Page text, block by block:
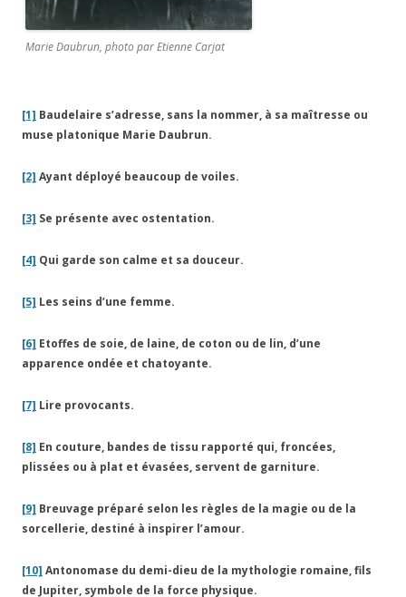
Marie Daubrun, photo par Etienne Carjat
[1] Baudelaire s’adresse, sans la nommer, à sa maîtresse ou
muse platonique Marie Daubrun.
[2] Ayant déployé beaucoup de voiles.
[3] Se présente avec ostentation.
[4] Qui garde son calme et sa douceur.
[5] Les seins d’une femme.
[6] Etoffes de soie, de laine, de coton ou de lin, d’une
apparence ondée et chatoyante.
[7] Lire provocants.
[8] En couture, bandes de tissu rapporté qui, froncées,
plissées ou à plat et évasées, servent de garniture.
[9] Breuvage préparé selon les règles de la magie ou de la
sorcellerie, destiné à inspirer l’amour.
[10] Antonomase du demi-dieu de la mythologie romaine, fils
de Jupiter, symbole de la force physique.